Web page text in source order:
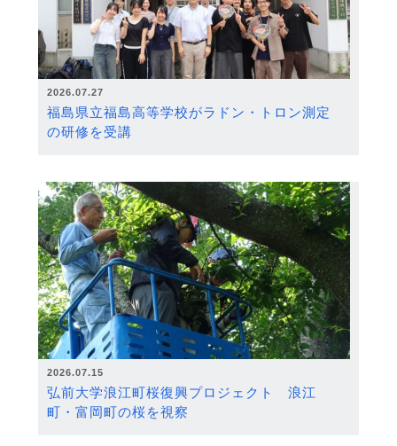
2026.07.27
福島県立福島高等学校がラドン・トロン測定
の研修を受講
2026.07.15
弘前大学浪江町桜復興プロジェクト 浪江
町・富岡町の桜を視察